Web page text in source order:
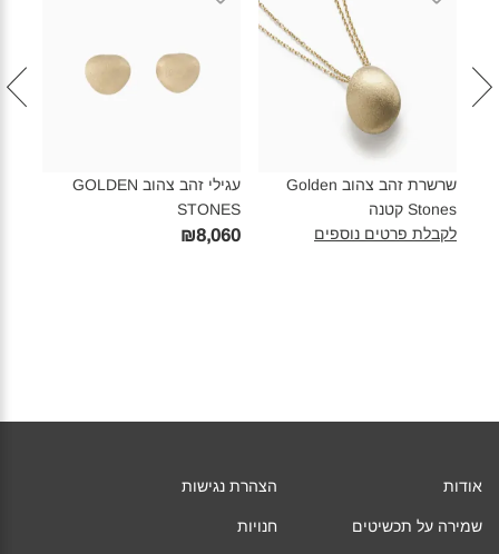
שרשרת זהב צהוב Golden
Stones קטנה‎
לקבלת פרטים נוספים
עגילי זהב צהוב GOLDEN
STONES‎
₪8,060
אודות
שמירה על תכשיטים
הצהרת נגישות
חנויות